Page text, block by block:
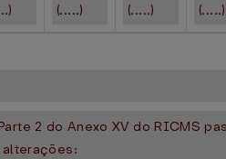
(.....) (.....) (.....)
2 do Anexo XV do RICMS